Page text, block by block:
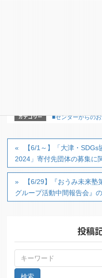
カテゴリー ■センターからの
【6/1～】「大津・
2024」寄付先団体の募集に
【6/29】『おうみ未来塾
グループ活動中間報告会』
投稿